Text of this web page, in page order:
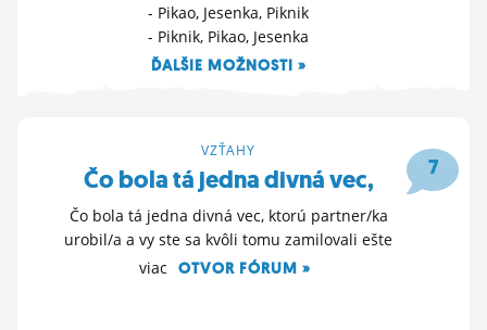
- Pikao, Jesenka, Piknik
- Piknik, Pikao, Jesenka
ĎALŠIE MOŽNOSTI »
7
VZŤAHY
Čo bola tá jedna divná vec,
Čo bola tá jedna divná vec, ktorú partner/ka
urobil/a a vy ste sa kvôli tomu zamilovali ešte
viac
OTVOR FÓRUM »